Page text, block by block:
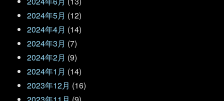
2024年5月 (12)
2024年4月 (14)
2024年3月 (7)
2024年2月 (9)
2024年1月 (14)
2023年12月 (16)